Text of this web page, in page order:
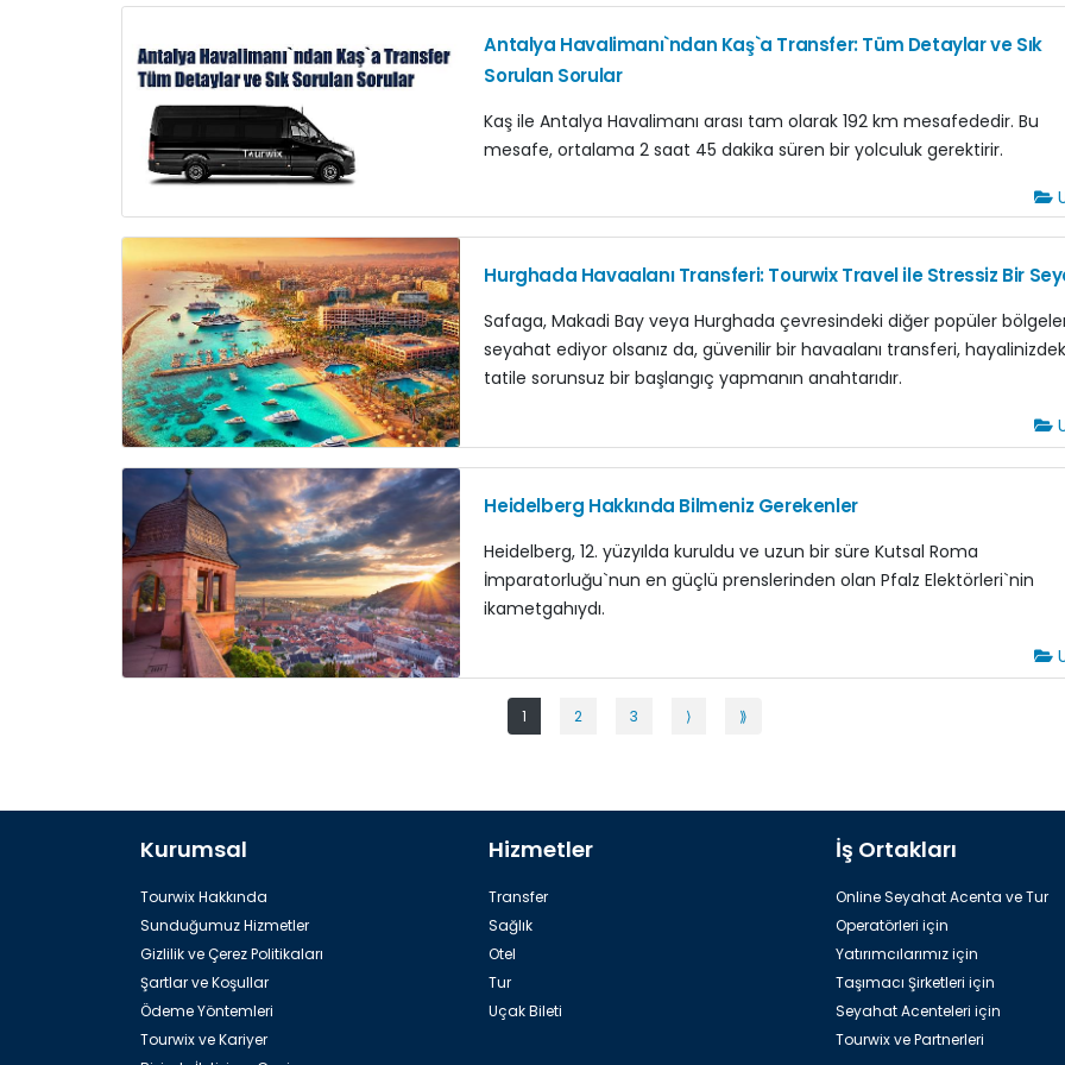
Antalya Havalimanı`ndan Kaş`a Transfer: Tüm Detaylar ve Sık
Sorulan Sorular
Kaş ile Antalya Havalimanı arası tam olarak 192 km mesafededir. Bu
mesafe, ortalama 2 saat 45 dakika süren bir yolculuk gerektirir.
Hurghada Havaalanı Transferi: Tourwix Travel ile Stressiz Bir
Safaga, Makadi Bay veya Hurghada çevresindeki diğer popüler
seyahat ediyor olsanız da, güvenilir bir havaalanı transferi,
tatile sorunsuz bir başlangıç yapmanın anahtarıdır.
Heidelberg Hakkında Bilmeniz Gerekenler
Heidelberg, 12. yüzyılda kuruldu ve uzun bir süre Kutsal Roma
İmparatorluğu`nun en güçlü prenslerinden olan Pfalz Elektörleri`nin
ikametgahıydı.
1 2 3 ⟩ ⟫
Kurumsal
Tourwix Hakkında
Sunduğumuz Hizmetler
Gizlilik ve Çerez Politikaları
Şartlar ve Koşullar
Ödeme Yöntemleri
Tourwix ve Kariyer
Hizmetler
Transfer
Sağlık
Otel
Tur
Uçak Bileti
İş Ortakları
Online Seyahat Acenta ve Tur
Operatörleri için
Yatırımcılarımız için
Taşımacı Şirketleri için
Seyahat Acenteleri için
Tourwix ve Partnerleri